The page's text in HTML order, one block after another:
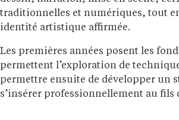
traditionnelles et numériques, tout
identité artistique affirmée.
Les premières années posent les
permettent l’exploration de
permettre ensuite de développer un
s’insérer professionnellement au fils